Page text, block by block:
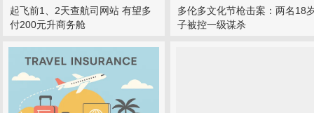
起飞前1、2天查航司网站 有望多
付200元升商务舱
多伦多文化节枪击案：两名18
子被控一级谋杀